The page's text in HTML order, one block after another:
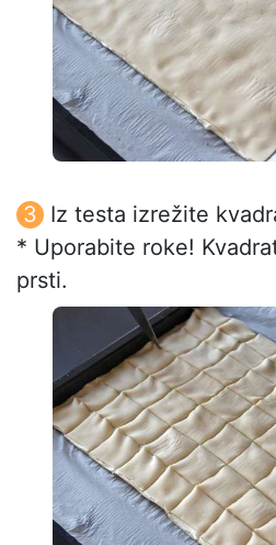
Iz testa izrežite
* Uporabite roke!
prsti.